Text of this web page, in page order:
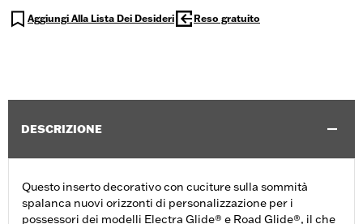
Aggiungi Alla Lista Dei Desideri Reso gratuito
DESCRIZIONE
Questo inserto decorativo con cuciture sulla sommità
spalanca nuovi orizzonti di personalizzazione per i
possessori dei modelli Electra Glide® e Road Glide®, il che